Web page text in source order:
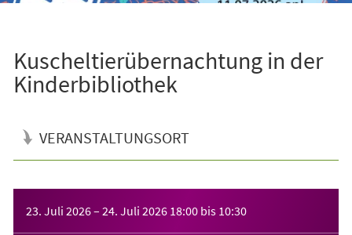
Kuscheltierübernachtung in der
Kinderbibliothek
VERANSTALTUNGSORT
23. Juli 2026– 24. Juli 2026 18:00 bis 10:30